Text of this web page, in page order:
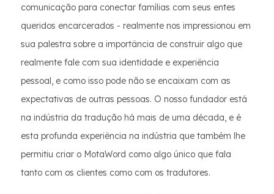
comunicação para conectar famílias com seus entes
queridos encarcerados - realmente nos impressionou em
sua palestra sobre a importância de construir algo que
realmente fale com sua identidade e experiência
pessoal, e como isso pode não se encaixam com as
expectativas de outras pessoas. O nosso fundador está
na indústria da tradução há mais de uma década, e é
esta profunda experiência na indústria que também lhe
permitiu criar o MotaWord como algo único que fala
tanto com os clientes como com os tradutores.